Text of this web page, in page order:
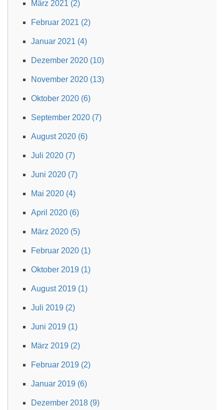
März 2021 (2)
Februar 2021 (2)
Januar 2021 (4)
Dezember 2020 (10)
November 2020 (13)
Oktober 2020 (6)
September 2020 (7)
August 2020 (6)
Juli 2020 (7)
Juni 2020 (7)
Mai 2020 (4)
April 2020 (6)
März 2020 (5)
Februar 2020 (1)
Oktober 2019 (1)
August 2019 (1)
Juli 2019 (2)
Juni 2019 (1)
März 2019 (2)
Februar 2019 (2)
Januar 2019 (6)
Dezember 2018 (9)